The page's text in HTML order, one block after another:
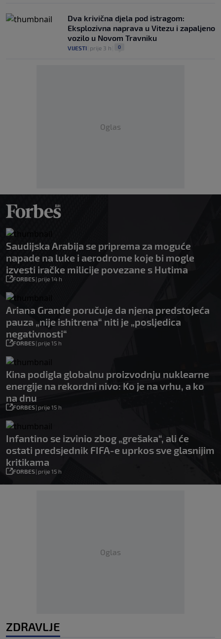
Dva krivična djela pod istragom:
Eksplozivna naprava u Vitezu i zapaljeno
vozilo u Novom Travniku
VIJESTI prije 3 h 0
Oglas
Saudijska Arabija se priprema za moguće
napade na luke i aerodrome koje bi mogle
izvesti iračke milicije povezane s Hutima
FORBES| prije 14 h
Ariana Grande poručuje da njena predstojeća
pauza „nije ishitrena“ niti je „posljedica
negativnosti“
FORBES| prije 15 h
Kina podigla globalnu proizvodnju nuklearne
energije na rekordni nivo: Ko je na vrhu, a ko
na dnu
FORBES| prije 15 h
Infantino se izvinio zbog „grešaka“, ali će
ostati predsjednik FIFA-e uprkos sve glasnijim
kritikama
FORBES| prije 15 h
Oglas
ZDRAVLJE